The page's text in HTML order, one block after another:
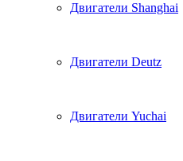
Двигатели Shanghai
Двигатели Deutz
Двигатели Yuchai